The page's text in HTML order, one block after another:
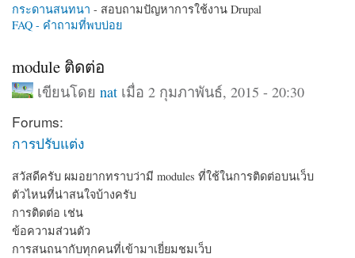
กระดานสนทนา - สอบถามปัญหาการใช้งาน Drupal
FAQ - คำถามที่พบบ่อย
module ติดต่อ
เขียนโดย natเมื่อ 2 กุมภาพันธ์, 2015 - 20:30
Forums:
การปรับแต่ง
สวัสดีครับ ผมอยากทราบว่ามี modules ที่ใช้ในการติดต่อบนเว็บ
ตัวไหนที่น่าสนใจบ้างครับ
การติดต่อ เช่น
ข้อความส่วนตัว
การสนถนากับทุกคนที่เข้ามาเยี่ยมชมเว็บ